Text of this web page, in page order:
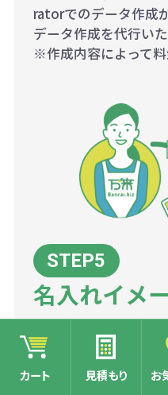
カート 見積もり お
ratorでのデータ作成
データ作成を代行いた
※作成内容によって料
名入れイメ
当店にて、商品画像
ウトした名入れイメ
す。